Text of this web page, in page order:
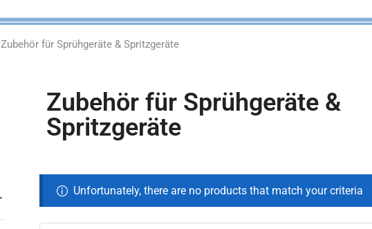
Zubehör für Sprühgeräte & Spritzgeräte
Zubehör für Sprühgeräte &
Spritzgeräte
Unfortunately, there are no products that match your criteria